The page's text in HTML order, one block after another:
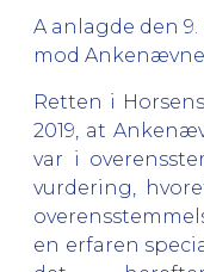
A anlagde den
mod
Retten i
2019, at
var i
vurdering,
en erfaren